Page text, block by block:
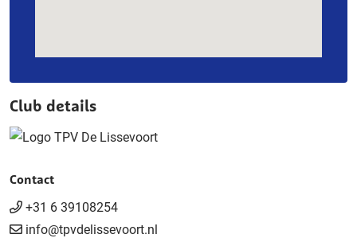
Club details
Contact
+31 6 39108254
info@tpvdelissevoort.nl